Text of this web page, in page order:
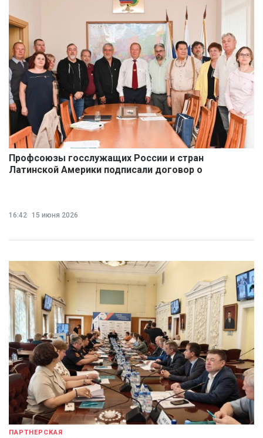
Профсоюзы госслужащих России и стран
Латинской Америки подписали договор о
16:42 15 июня 2026
ПАРТНЕРСКАЯ